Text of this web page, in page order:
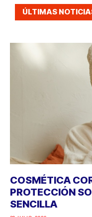
ÚLTIMAS
COSMÉTICA
PROTECCIÓN
SENCILLA